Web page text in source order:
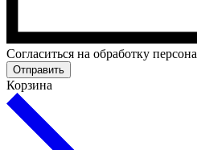
Cогласиться на обработку
Отправить
Корзина